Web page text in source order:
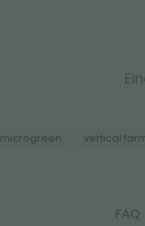
microgreen vertical
FAQ